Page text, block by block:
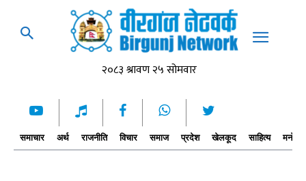
समाचार अर्थ राजनीति विचार समाज प्रदेश खेलकूद साहित्य